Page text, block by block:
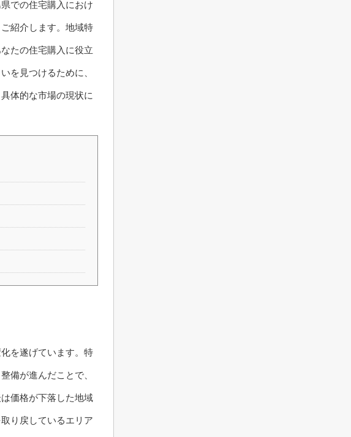
での住宅購入におけ
紹介します。地域特
たの住宅購入に役立
を見つけるために、
体的な市場の現状に
を遂げています。特
備が進んだことで、
価格が下落した地域
り戻しているエリア